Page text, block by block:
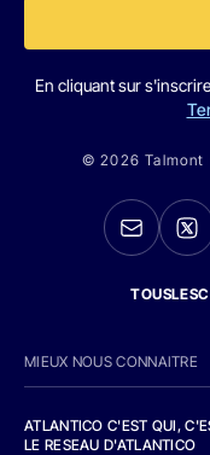
En cliquant sur
© 2026 Talmont
MIEUX NOUS CONNAITRE
ATLANTICO C'EST QUI,
LE RESEAU D'ATLANTICO